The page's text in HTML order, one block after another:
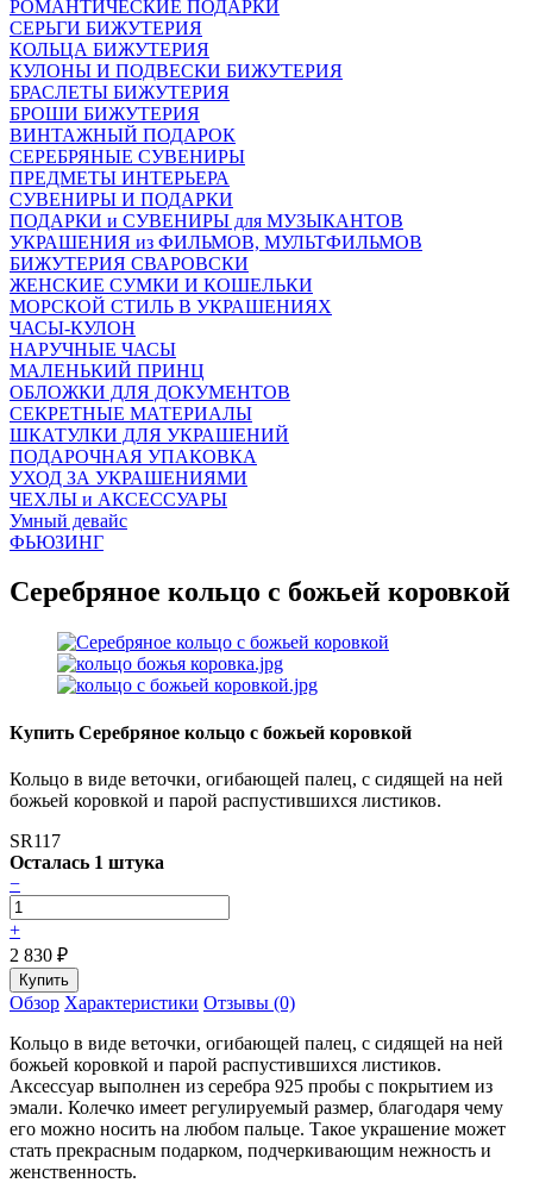
РОМАНТИЧЕСКИЕ ПОДАРКИ
СЕРЬГИ БИЖУТЕРИЯ
КОЛЬЦА БИЖУТЕРИЯ
КУЛОНЫ И ПОДВЕСКИ БИЖУТЕРИЯ
БРАСЛЕТЫ БИЖУТЕРИЯ
БРОШИ БИЖУТЕРИЯ
ВИНТАЖНЫЙ ПОДАРОК
СЕРЕБРЯНЫЕ СУВЕНИРЫ
ПРЕДМЕТЫ ИНТЕРЬЕРА
СУВЕНИРЫ И ПОДАРКИ
ПОДАРКИ и СУВЕНИРЫ для МУЗЫКАНТОВ
УКРАШЕНИЯ из ФИЛЬМОВ, МУЛЬТФИЛЬМОВ
БИЖУТЕРИЯ СВАРОВСКИ
ЖЕНСКИЕ СУМКИ И КОШЕЛЬКИ
МОРСКОЙ СТИЛЬ В УКРАШЕНИЯХ
ЧАСЫ-КУЛОН
НАРУЧНЫЕ ЧАСЫ
МАЛЕНЬКИЙ ПРИНЦ
ОБЛОЖКИ ДЛЯ ДОКУМЕНТОВ
СЕКРЕТНЫЕ МАТЕРИАЛЫ
ШКАТУЛКИ ДЛЯ УКРАШЕНИЙ
ПОДАРОЧНАЯ УПАКОВКА
УХОД ЗА УКРАШЕНИЯМИ
ЧEХЛЫ и АКСЕССУАРЫ
Умный девайс
ФЬЮЗИНГ
Серебряное кольцо с божьей коровкой
Купить Серебряное кольцо с божьей коровкой
Кольцо в виде веточки, огибающей палец, с сидящей на ней
божьей коровкой и парой распустившихся листиков.
SR117
Осталась 1 штука
−
+
2 830 ₽
Обзор Характеристики Отзывы (0)
Кольцо в виде веточки, огибающей палец, с сидящей на ней
божьей коровкой и парой распустившихся листиков.
Аксессуар выполнен из серебра 925 пробы с покрытием из
эмали. Колечко имеет регулируемый размер, благодаря чему
его можно носить на любом пальце. Такое украшение может
стать прекрасным подарком, подчеркивающим нежность и
женственность.